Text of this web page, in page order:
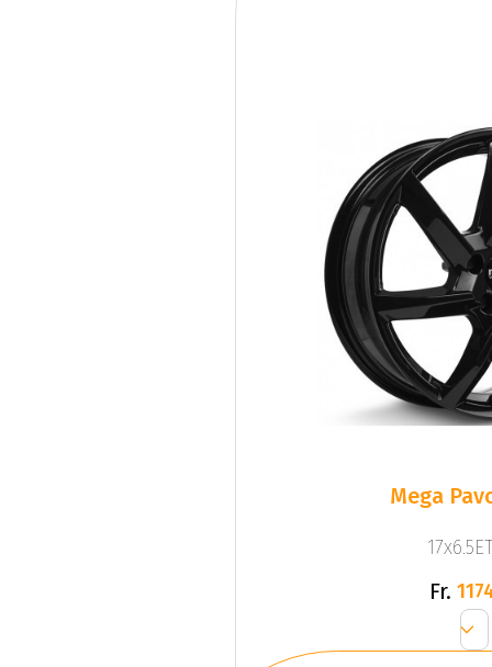
Mega
Fr.